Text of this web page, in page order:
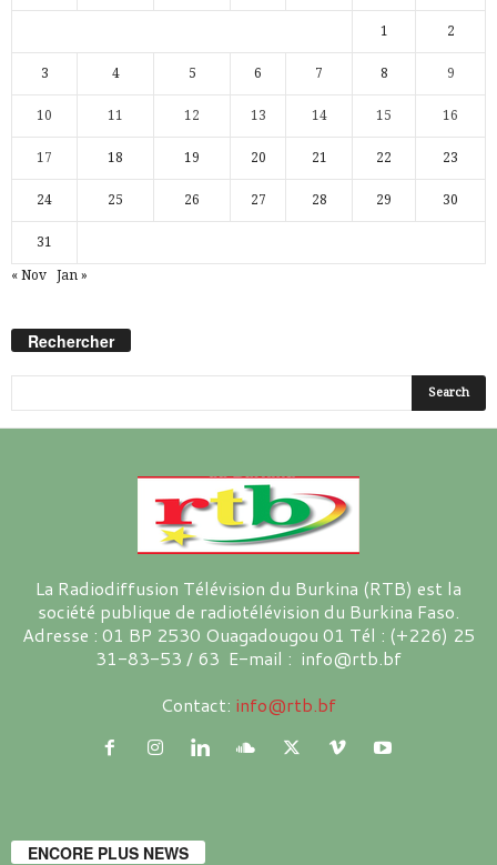
1 2
3 4 5 6 7 8 9
10 11 12 13 14 15 16
17 18 19 20 21 22 23
24 25 26 27 28 29 30
31
« Nov Jan »
Rechercher
La Radiodiffusion Télévision du Burkina (RTB) est la
société publique de radiotélévision du Burkina Faso.
Adresse : 01 BP 2530 Ouagadougou 01 Tél : (+226) 25
31-83-53 / 63 E-mail : info@rtb.bf
Contact: info@rtb.bf
ENCORE PLUS NEWS